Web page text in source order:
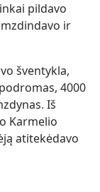
pildavo
ir
šventykla,
4000
Iš
Karmelio
atitekėdavo